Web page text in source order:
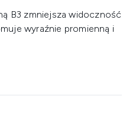
B3 zmniejsza widoczność
wyraźnie promienną i